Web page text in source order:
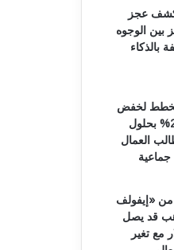
عجز
بين الوجوه
بالذكاء
لخفض
نفقاتها بنسبة 20% بحلول
العمال
«إيفولف
قد يصل
مع تغير